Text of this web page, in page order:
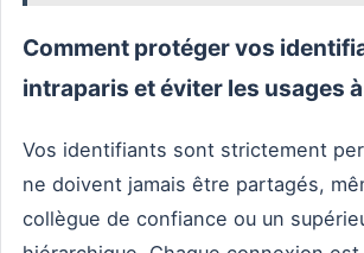
Comment protéger vos
intraparis et éviter les usages
Vos identifiants sont strictement
ne doivent jamais être partagés,
collègue de confiance ou un